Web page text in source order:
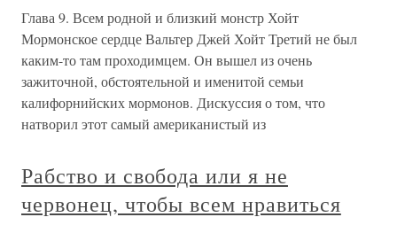
Глава 9. Всем родной и близкий монстр Хойт
Мормонское сердце Вальтер Джей Хойт Третий не был
каким-то там проходимцем. Он вышел из очень
зажиточной, обстоятельной и именитой семьи
калифорнийских мормонов. Дискуссия о том, что
натворил этот самый американистый из
Рабство и свобода или я не
червонец, чтобы всем нравиться